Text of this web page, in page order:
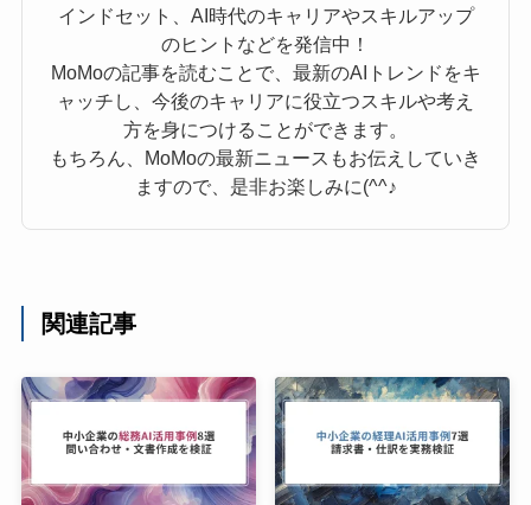
インドセット、AI時代のキャリアやスキルアップ
のヒントなどを発信中！
MoMoの記事を読むことで、最新のAIトレンドをキ
ャッチし、今後のキャリアに役立つスキルや考え
方を身につけることができます。
もちろん、MoMoの最新ニュースもお伝えしていき
ますので、是非お楽しみに(^^♪
関連記事